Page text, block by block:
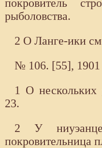
покровитель
рыболовства.
2 О Ланге-ики
№ 106. [55], 1901
1 О
23.
2 У
покровительница